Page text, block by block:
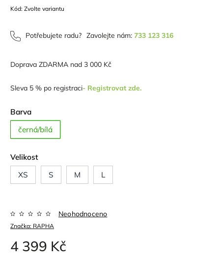
Kód: Zvolte variantu
Potřebujete radu? Zavolejte nám: 733 123 316
Doprava ZDARMA nad 3 000 Kč
Sleva 5 % po registraci- Registrovat zde.
Barva
černá/bílá
Velikost
XS
S M L
Značka: RAPHA
Neohodnoceno
4 399 Kč